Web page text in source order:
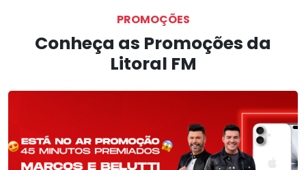
PROMOÇÕES
Conheça as Promoções da
Litoral FM